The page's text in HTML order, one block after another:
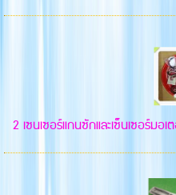
2 เซนเซอร์แกนซักและเซ็นเซอร์มอเ